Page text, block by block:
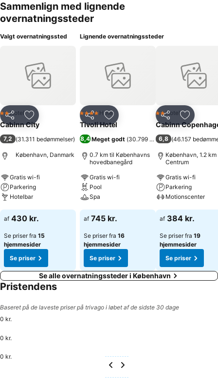
Sammenlign med lignende
overnatningssteder
Valgt overnatningssted
Del Føj til favoritter
2 Stjerner
Hotel
Cabinn City
7,2 (31.311 bedømmelser)
København, Danmark
Gratis wi-fi
Parkering
Hotelbar
Se priser
af 430 kr.
Se priser fra 15
hjemmesider
Se priser
Lignende overnatningssteder
Del Føj til favoritter
4 StjernerHotel
Tivoli Hotel
8,4 Meget godt (30.799 bedømmelser)
0.7 km til Københavns
hovedbanegård
Gratis wi-fi
Pool
Spa
Se priser
af 745 kr.
Se priser fra 16
hjemmesider
Se priser
Del Føj til
2 Stjerner
Hotel
Cabinn
6,8 (46.157
København, 1.2
Centrum
Gratis wi-fi
Parkering
Motionscenter
Se priser
af 384 kr.
Se priser fra 19
hjemmesider
Se priser
Se alle overnatningssteder i København
Pristendens
Baseret på de laveste priser på trivago i løbet af de sidste 30 dage
0 kr.
0 kr.
0 kr.